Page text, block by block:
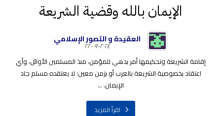
الإيمان بالله وقضية الشريعة
العقيدة و التصور الإسلامي
٢٠٢٤-٠٩-٢٢
إقامة الشريعة وتحكيمها أمر بدهي للمؤمن، منذ المسلمين الأوائل، وأي
اعتقاد بخصوصية الشريعة بالعرب أو بزمن معين؛ لا يعتقده مسلم جاد
الإيمان. ...
اقرأ المزيد